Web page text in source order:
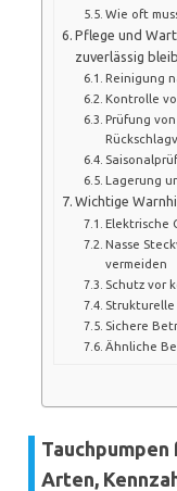
Wie oft
Pflege und
zuverlässig
Reinigung
Kontrolle
Prüfung
Lagerung
Wichtige
Elektrische
Nasse
vermeiden
Schutz vor
Sichere
Ähnliche
Arten,